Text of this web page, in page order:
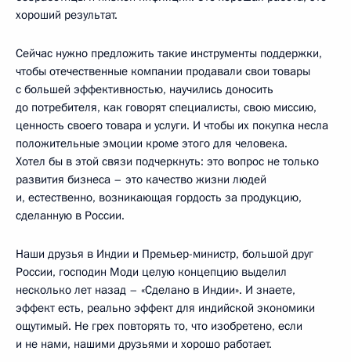
хороший результат.
Сейчас нужно предложить такие инструменты поддержки,
чтобы отечественные компании продавали свои товары
с большей эффективностью, научились доносить
до потребителя, как говорят специалисты, свою миссию,
ценность своего товара и услуги. И чтобы их покупка несла
положительные эмоции кроме этого для человека.
Хотел бы в этой связи подчеркнуть: это вопрос не только
развития бизнеса – это качество жизни людей
и, естественно, возникающая гордость за продукцию,
сделанную в России.
Наши друзья в Индии и Премьер-министр, большой друг
России, господин Моди целую концепцию выделил
несколько лет назад – «Сделано в Индии». И знаете,
эффект есть, реально эффект для индийской экономики
ощутимый. Не грех повторять то, что изобретено, если
и не нами, нашими друзьями и хорошо работает.